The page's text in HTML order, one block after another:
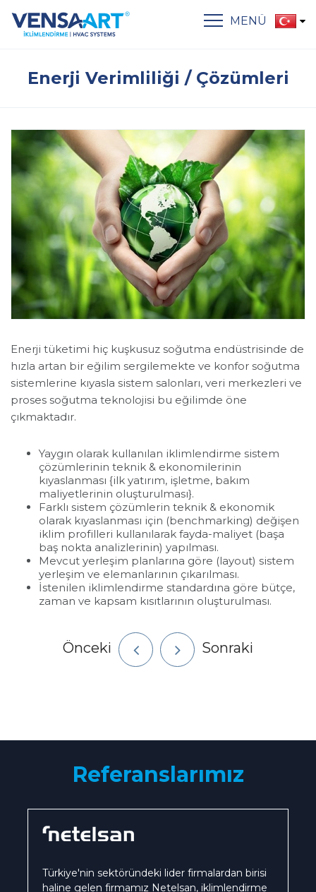
MENÜ
Enerji Verimliliği / Çözümleri
Enerji tüketimi hiç kuşkusuz soğutma endüstrisinde de
hızla artan bir eğilim sergilemekte ve konfor soğutma
sistemlerine kıyasla sistem salonları, veri merkezleri ve
proses soğutma teknolojisi bu eğilimde öne
çıkmaktadır.
Yaygın olarak kullanılan iklimlendirme sistem
çözümlerinin teknik & ekonomilerinin
kıyaslanması {ilk yatırım, işletme, bakım
maliyetlerinin oluşturulması}.
Farklı sistem çözümlerin teknik & ekonomik
olarak kıyaslanması için (benchmarking) değişen
iklim profilleri kullanılarak fayda-maliyet (başa
baş nokta analizlerinin) yapılması.
Mevcut yerleşim planlarına göre (layout) sistem
yerleşim ve elemanlarının çıkarılması.
İstenilen iklimlendirme standardına göre bütçe,
zaman ve kapsam kısıtlarının oluşturulması.
Önceki Sonraki
Referanslarımız
Türkiye'nin sektöründeki lider firmalardan birisi
haline gelen firmamız Netelsan, iklimlendirme